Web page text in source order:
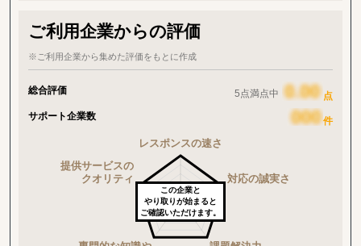
ご利用企業からの評価
※ご利用企業から集めた評価をもとに作成
総合評価 5点満点中
点
サポート企業数
件
この企業と
やり取りが始まると
ご確認いただけます。